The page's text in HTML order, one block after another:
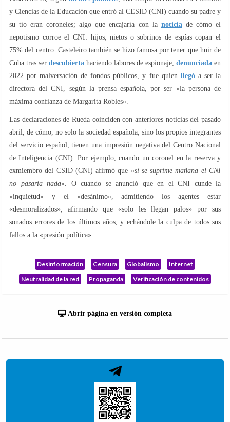
y Ciencias de la Educación que entró al CESID (CNI) cuando su padre y
su tío eran coroneles; algo que encajaría con la noticiade cómo el
nepotismo corroe el CNI: hijos, nietos o sobrinos de espías copan el
75% del centro. Casteleiro también se hizo famosa por tener que huir de
Cuba tras ser descubierta haciendo labores de espionaje, denunciada en
2022 por malversación de fondos públicos, y fue quien llegóa ser la
directora del CNI, según la prensa española, por ser «la persona de
máxima confianza de Margarita Robles».
Las declaraciones de Rueda coinciden con anteriores noticias del pasado
abril, de cómo, no solo la sociedad española, sino los propios integrantes
del servicio español, tienen una impresión negativa del Centro Nacional
de Inteligencia (CNI). Por ejemplo, cuando un coronel en la reserva y
exmiembro del CSID (CNI) afirmó que «si se suprime mañana el CNI
no pasaría nada». O cuando se anunció que en el CNI cunde la
«inquietud» y el «desánimo», admitiendo los agentes estar
«desmoralizados», afirmando que «solo les llegan palos» por sus
sonados errores de los últimos años, y echándole la culpa de todos sus
fallos a la «presión política».
Desinformación Censura Globalismo
Internet
Neutralidad de la red
Propaganda Verificación de contenidos
Abrir página en versión completa